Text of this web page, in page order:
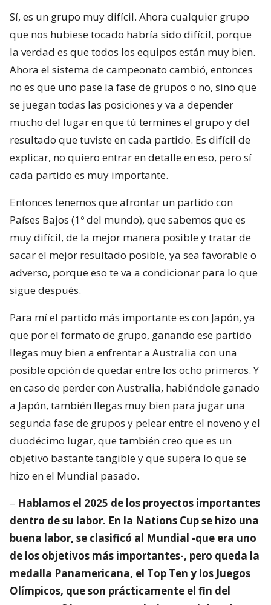
Sí, es un grupo muy difícil. Ahora cualquier grupo
que nos hubiese tocado habría sido difícil, porque
la verdad es que todos los equipos están muy bien.
Ahora el sistema de campeonato cambió, entonces
no es que uno pase la fase de grupos o no, sino que
se juegan todas las posiciones y va a depender
mucho del lugar en que tú termines el grupo y del
resultado que tuviste en cada partido. Es difícil de
explicar, no quiero entrar en detalle en eso, pero sí
cada partido es muy importante.
Entonces tenemos que afrontar un partido con
Países Bajos (1º del mundo), que sabemos que es
muy difícil, de la mejor manera posible y tratar de
sacar el mejor resultado posible, ya sea favorable o
adverso, porque eso te va a condicionar para lo que
sigue después.
Para mí el partido más importante es con Japón, ya
que por el formato de grupo, ganando ese partido
llegas muy bien a enfrentar a Australia con una
posible opción de quedar entre los ocho primeros. Y
en caso de perder con Australia, habiéndole ganado
a Japón, también llegas muy bien para jugar una
segunda fase de grupos y pelear entre el noveno y el
duodécimo lugar, que también creo que es un
objetivo bastante tangible y que supera lo que se
hizo en el Mundial pasado.
– Hablamos el 2025 de los proyectos importantes
dentro de su labor. En la Nations Cup se hizo una
buena labor, se clasificó al Mundial -que era uno
de los objetivos más importantes-, pero queda la
medalla Panamericana, el Top Ten y los Juegos
Olímpicos, que son prácticamente el fin del